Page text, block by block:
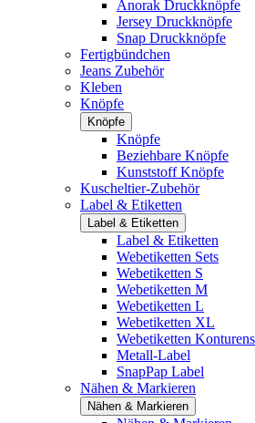
Anorak Druckknöpfe
Jersey Druckknöpfe
Snap Druckknöpfe
Fertigbündchen
Jeans Zubehör
Kleben
Knöpfe
Knöpfe
Knöpfe
Beziehbare Knöpfe
Kunststoff Knöpfe
Kuscheltier-Zubehör
Label & Etiketten
Label & Etiketten
Label & Etiketten
Webetiketten Sets
Webetiketten S
Webetiketten M
Webetiketten L
Webetiketten XL
Webetiketten
Metall-Label
SnapPap Label
Nähen & Markieren
Nähen & Markieren